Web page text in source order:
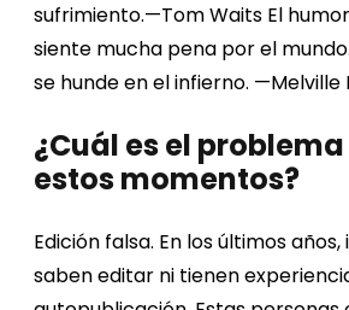
sufrimiento.—Tom Waits El
siente mucha pena por el
se hunde en el infierno. —Melville
¿Cuál es el
estos momentos?
Edición falsa. En los últimos
saben editar ni tienen